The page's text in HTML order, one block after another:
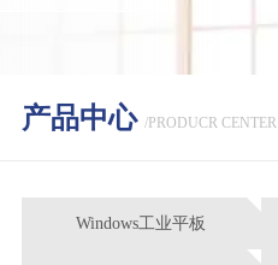
产品中心 /PRODUCR CENTER
Windows工业平板